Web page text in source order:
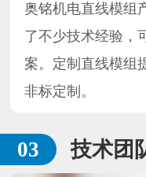
奥铭机电直线模组
了不少技术经验，
案。定制直线模组
非标定制。
技术团